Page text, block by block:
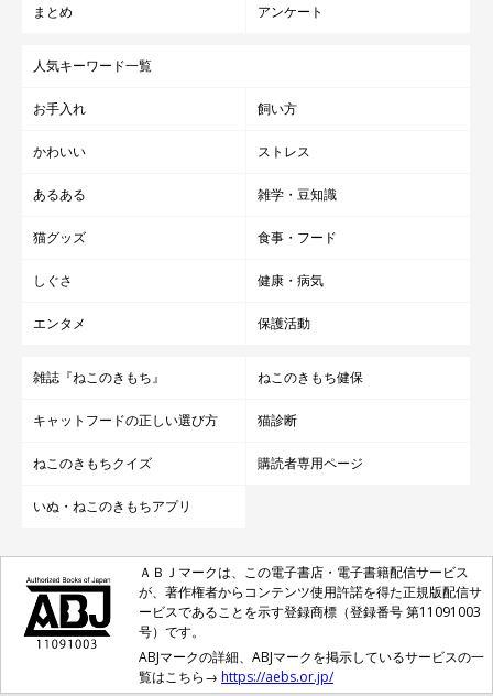
まとめ アンケート
人気キーワード一覧
お手入れ 飼い方
かわいい ストレス
あるある 雑学・豆知識
猫グッズ 食事・フード
しぐさ 健康・病気
エンタメ 保護活動
雑誌『ねこのきもち』 ねこのきもち健保
キャットフードの正しい選び方 猫診断
ねこのきもちクイズ 購読者専用ページ
いぬ・ねこのきもちアプリ
ＡＢＪマークは、この電子書店・電子書籍配信サービス
が、著作権者からコンテンツ使用許諾を得た正規版配信サ
ービスであることを示す登録商標（登録番号 第11091003
号）です。
ABJマークの詳細、ABJマークを掲示しているサービスの一
覧はこちら→ https://aebs.or.jp/